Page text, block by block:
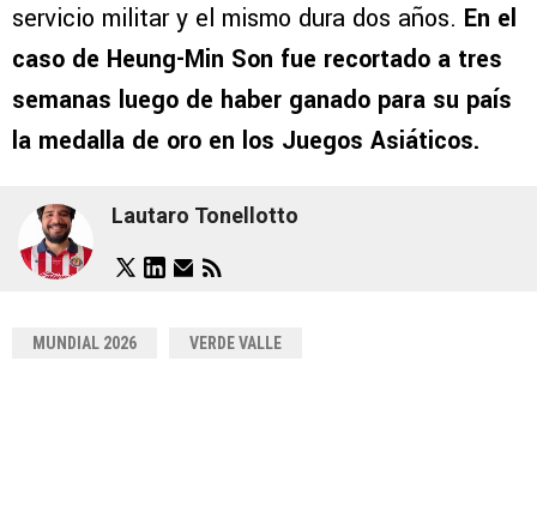
servicio militar y el mismo dura dos años. En el
caso de Heung-Min Son fue recortado a tres
semanas luego de haber ganado para su país
la medalla de oro en los Juegos Asiáticos.
Lautaro Tonellotto
MUNDIAL 2026 VERDE VALLE